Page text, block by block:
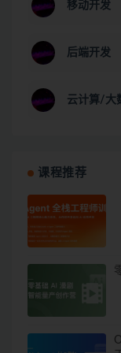
移动开发
后端开发
云计算/大
课程推荐